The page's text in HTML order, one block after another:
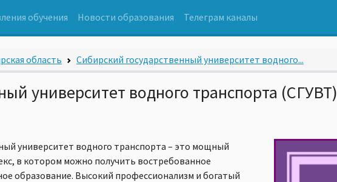
обучения Новости образования Телеграм каналы
область Сибирский государственный университет водного...
университет водного транспорта (СГУВТ)
университет водного транспорта – это мощный
в котором можно получить востребованное
образование. Высокий профессионализм и богатый